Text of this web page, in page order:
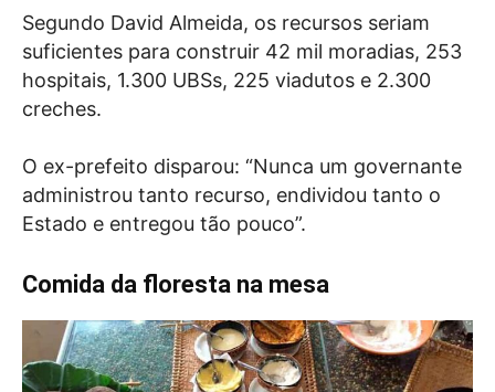
Segundo David Almeida, os recursos seriam
suficientes para construir 42 mil moradias, 253
hospitais, 1.300 UBSs, 225 viadutos e 2.300
creches.
O ex-prefeito disparou: “Nunca um governante
administrou tanto recurso, endividou tanto o
Estado e entregou tão pouco”.
Comida da floresta na mesa